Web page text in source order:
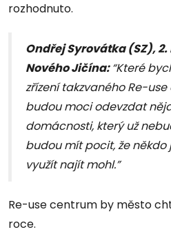
rozhodnuto.
Ondřej Syrovátka (SZ),
Nového Jičína:“Které
zřízení takzvaného Re-
budou moci odevzdat
domácnosti, který už
budou mít pocit, že
využít najít mohl.”
Re-use centrum by město
roce.